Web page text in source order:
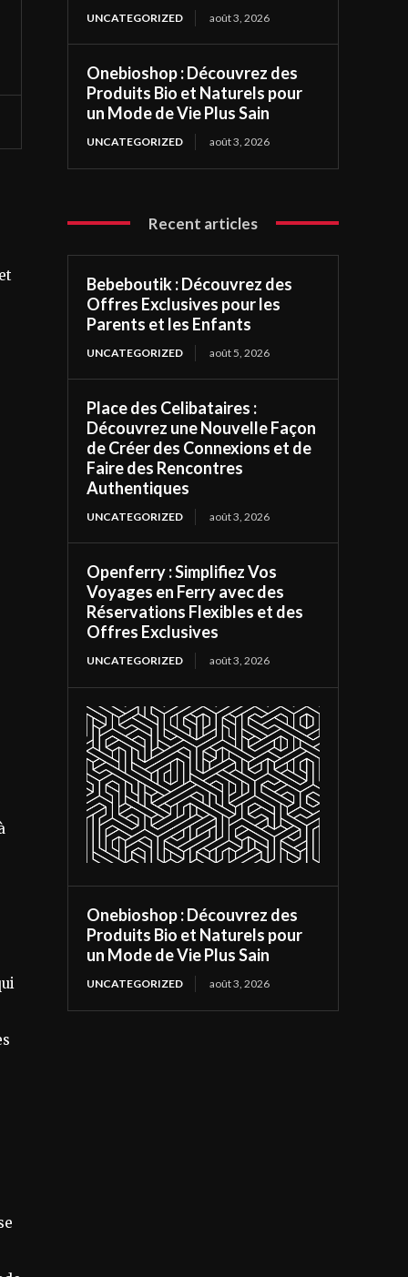
UNCATEGORIZED août 3, 2026
Onebioshop : Découvrez des
Produits Bio et Naturels pour
un Mode de Vie Plus Sain
UNCATEGORIZED août 3, 2026
Recent articles
Bebeboutik : Découvrez des
Offres Exclusives pour les
Parents et les Enfants
UNCATEGORIZED août 5, 2026
Place des Celibataires :
Découvrez une Nouvelle Façon
de Créer des Connexions et de
Faire des Rencontres
Authentiques
UNCATEGORIZED août 3, 2026
Openferry : Simplifiez Vos
Voyages en Ferry avec des
Réservations Flexibles et des
Offres Exclusives
UNCATEGORIZED août 3, 2026
Onebioshop : Découvrez des
Produits Bio et Naturels pour
un Mode de Vie Plus Sain
UNCATEGORIZED août 3, 2026